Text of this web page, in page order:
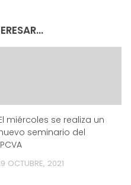
miércoles se realiza un
seminario del
OCTUBRE, 2021